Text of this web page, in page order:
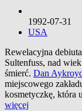
1992-07-31
USA
Rewelacyjna
Sultenfuss, nad
śmierć. Dan
miejscowego
kosmetyczkę, która
więcej